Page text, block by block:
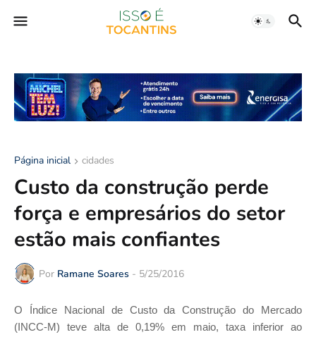
Página inicial cidades
Custo da construção perde
força e empresários do setor
estão mais confiantes
Por Ramane Soares - 5/25/2016
O Índice Nacional de Custo da Construção do Mercado
(INCC-M) teve alta de 0,19% em maio, taxa inferior ao